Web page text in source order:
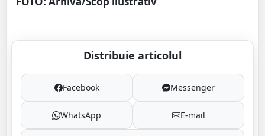
Distribuie articolul
Facebook Messenger
WhatsApp E-mail